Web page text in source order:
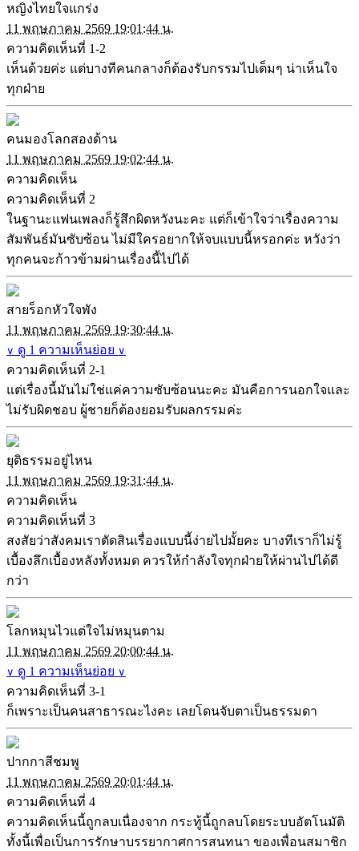
หญิงไทยใจแกร่ง
11 พฤษภาคม 2569 19:01:44 น.
ความคิดเห็นที่ 1-2
เห็นด้วยค่ะ แต่บางทีคนกลางก็ต้องรับกรรมไปเต็มๆ น่าเห็นใจ
ทุกฝ่าย
คนมองโลกสองด้าน
11 พฤษภาคม 2569 19:02:44 น.
ความคิดเห็น
ความคิดเห็นที่ 2
ในฐานะแฟนเพลงก็รู้สึกผิดหวังนะคะ แต่ก็เข้าใจว่าเรื่องความ
สัมพันธ์มันซับซ้อน ไม่มีใครอยากให้จบแบบนี้หรอกค่ะ หวังว่า
ทุกคนจะก้าวข้ามผ่านเรื่องนี้ไปได้
สายร็อกหัวใจพัง
11 พฤษภาคม 2569 19:30:44 น.
∨ ดู 1 ความเห็นย่อย ∨
ความคิดเห็นที่ 2-1
แต่เรื่องนี้มันไม่ใช่แค่ความซับซ้อนนะคะ มันคือการนอกใจและ
ไม่รับผิดชอบ ผู้ชายก็ต้องยอมรับผลกรรมค่ะ
ยุติธรรมอยู่ไหน
11 พฤษภาคม 2569 19:31:44 น.
ความคิดเห็น
ความคิดเห็นที่ 3
สงสัยว่าสังคมเราตัดสินเรื่องแบบนี้ง่ายไปมั้ยคะ บางทีเราก็ไม่รู้
เบื้องลึกเบื้องหลังทั้งหมด ควรให้กำลังใจทุกฝ่ายให้ผ่านไปได้ดี
กว่า
โลกหมุนไวแต่ใจไม่หมุนตาม
11 พฤษภาคม 2569 20:00:44 น.
∨ ดู 1 ความเห็นย่อย ∨
ความคิดเห็นที่ 3-1
ก็เพราะเป็นคนสาธารณะไงคะ เลยโดนจับตาเป็นธรรมดา
ปากกาสีชมพู
11 พฤษภาคม 2569 20:01:44 น.
ความคิดเห็นที่ 4
ความคิดเห็นนี้ถูกลบเนื่องจาก กระทู้นี้ถูกลบโดยระบบอัตโนมัติ
ทั้งนี้เพื่อเป็นการรักษาบรรยากาศการสนทนา ของเพื่อนสมาชิก